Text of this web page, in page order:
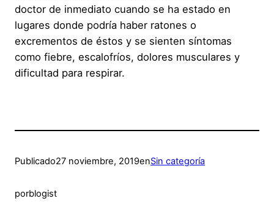
doctor de inmediato cuando se ha estado en
lugares donde podría haber ratones o
excrementos de éstos y se sienten síntomas
como fiebre, escalofríos, dolores musculares y
dificultad para respirar.
Publicado27 noviembre, 2019enSin categoría
porblogist